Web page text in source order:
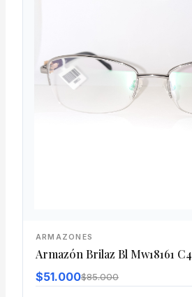
ARMAZONES
Armazón Brilaz Bl Mw18161 C4
$51.000$85.000